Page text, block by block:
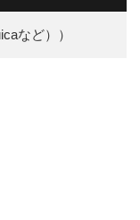
など））